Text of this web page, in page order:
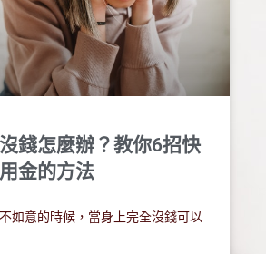
錢怎麼辦？教你6招快
金的方法
如意的時候，當身上完全沒錢可以